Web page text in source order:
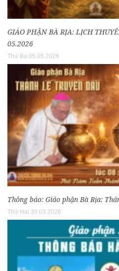
GIÁO PHẬN BÀ RỊA: LỊCH
05.2026
Thứ Ba 05.05.2026
Thông báo: Giáo phận Bà Rịa:
Thứ Hai 30.03.2026